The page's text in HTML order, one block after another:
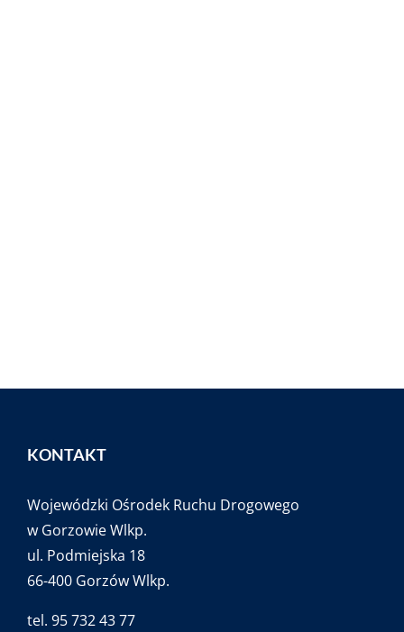
KONTAKT
Wojewódzki Ośrodek Ruchu Drogowego
w Gorzowie Wlkp.
ul. Podmiejska 18
66-400 Gorzów Wlkp.
tel. 95 732 43 77